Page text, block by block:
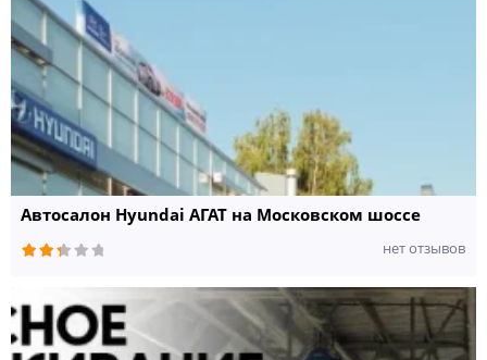
Автосалон Hyundai АГАТ на Московском шоссе
нет отзывов